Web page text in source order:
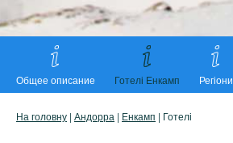
Общее описание Готелі Енкамп Регіони
На головну | Андорра | Енкамп | Готелі